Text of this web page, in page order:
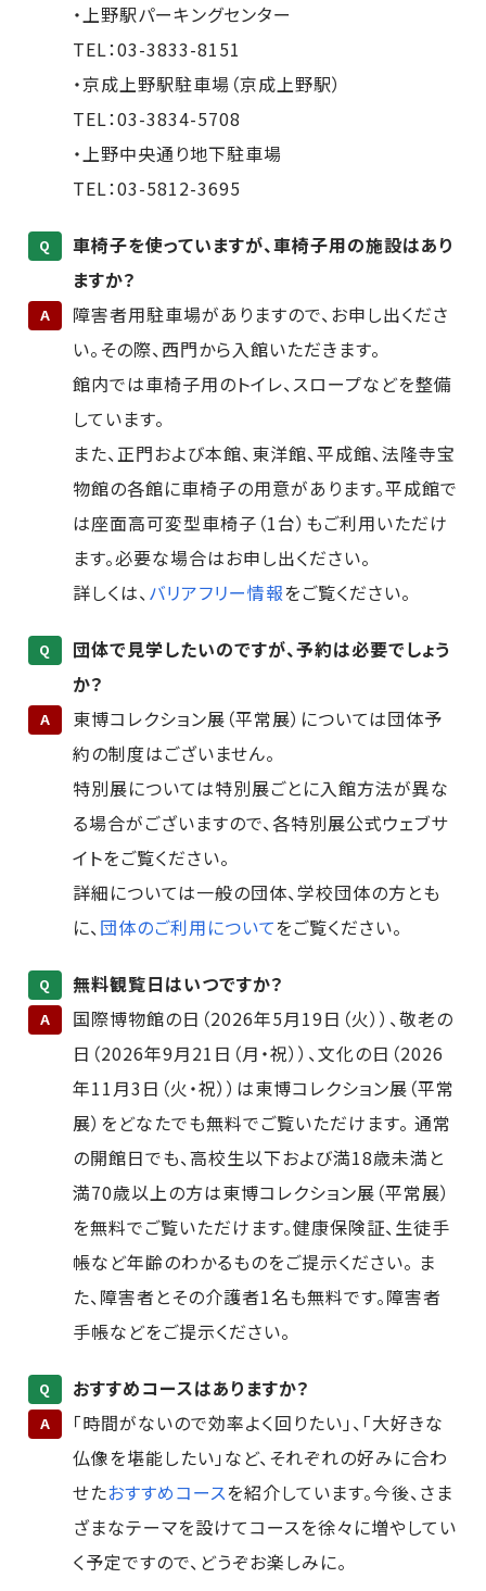
・上野駅パーキングセンター
TEL：03-3833-8151
・京成上野駅駐車場（京成上野駅）
TEL：03-3834-5708
・上野中央通り地下駐車場
TEL：03-5812-3695
Q
車椅子を使っていますが、車椅子用の施設はあり
ますか？
A
障害者用駐車場がありますので、お申し出くださ
い。その際、西門から入館いただきます。
館内では車椅子用のトイレ、スロープなどを整備
しています。
また、正門および本館、東洋館、平成館、法隆寺宝
物館の各館に車椅子の用意があります。平成館で
は座面高可変型車椅子（1台）もご利用いただけ
ます。必要な場合はお申し出ください。
詳しくは、バリアフリー情報をご覧ください。
Q
団体で見学したいのですが、予約は必要でしょう
か？
A
東博コレクション展（平常展）については団体予
約の制度はございません。
特別展については特別展ごとに入館方法が異な
る場合がございますので、各特別展公式ウェブサ
イトをご覧ください。
詳細については一般の団体、学校団体の方とも
に、団体のご利用についてをご覧ください。
Q 無料観覧日はいつですか？
A
国際博物館の日（2026年5月19日（火））、敬老の
日（2026年9月21日（月・祝））、文化の日（2026
年11月3日（火・祝））は東博コレクション展（平常
展）をどなたでも無料でご覧いただけます。 通常
の開館日でも、高校生以下および満18歳未満と
満70歳以上の方は東博コレクション展（平常展）
を無料でご覧いただけます。健康保険証、生徒手
帳など年齢のわかるものをご提示ください。 ま
た、障害者とその介護者1名も無料です。障害者
手帳などをご提示ください。
Q おすすめコースはありますか？
A
「時間がないので効率よく回りたい」、「大好きな
仏像を堪能したい」など、それぞれの好みに合わ
せたおすすめコースを紹介しています。今後、さま
ざまなテーマを設けてコースを徐々に増やしてい
く予定ですので、どうぞお楽しみに。